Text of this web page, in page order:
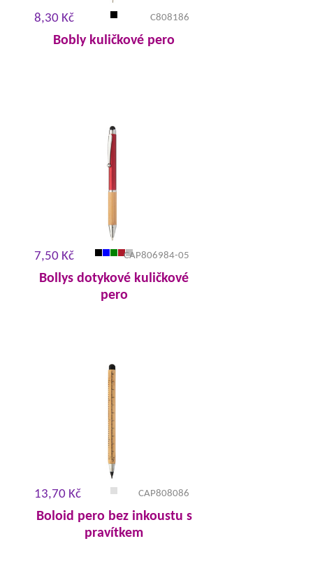
8,30 Kč C808186
Bobly kuličkové pero
7,50 Kč CAP806984-05
Bollys dotykové kuličkové
pero
13,70 Kč CAP808086
Boloid pero bez inkoustu s
pravítkem